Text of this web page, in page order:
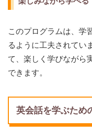
このプログラムは、学
るように工夫されてい
て、楽しく学びながら
できます。
英会話を学ぶため